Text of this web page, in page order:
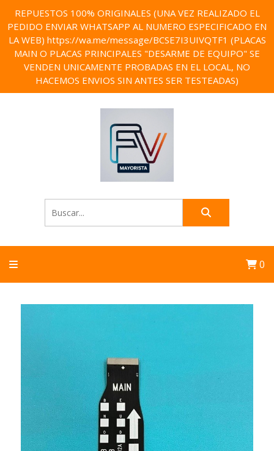
REPUESTOS 100% ORIGINALES (UNA VEZ REALIZADO EL
PEDIDO ENVIAR WHATSAPP AL NUMERO ESPECIFICADO EN
LA WEB) https://wa.me/message/BCSE7I3UIVQTF1 (PLACAS
MAIN O PLACAS PRINCIPALES "DESARME DE EQUIPO" SE
VENDEN UNICAMENTE PROBADAS EN EL LOCAL, NO
HACEMOS ENVIOS SIN ANTES SER TESTEADAS)
0